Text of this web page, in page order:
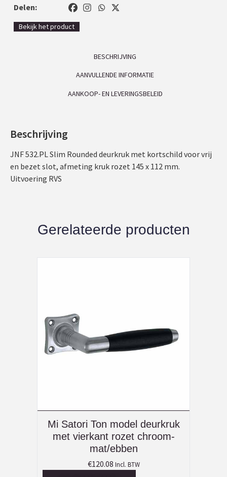
Delen:
Bekijk het product
BESCHRIJVING
AANVULLENDE INFORMATIE
AANKOOP- EN LEVERINGSBELEID
Beschrijving
JNF 532.PL Slim Rounded deurkruk met kortschild voor vrij
en bezet slot, afmeting kruk rozet 145 x 112 mm.
Uitvoering RVS
Gerelateerde producten
Mi Satori Ton model deurkruk
met vierkant rozet chroom-
mat/ebben
€120.08 Incl. BTW